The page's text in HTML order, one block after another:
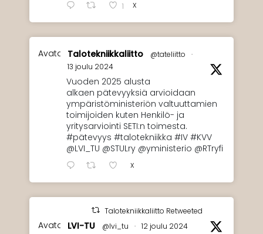
1 X
Avatar Talotekniikkaliitto @tateliitto
·
13 joulu 2024
Vuoden 2025 alusta
alkaen pätevyyksiä arvioidaan
ympäristöministeriön valtuuttamien
toimijoiden kuten Henkilö- ja
yritysarviointi SETI:n toimesta.
#pätevyys #talotekniikka #IV #KVV
@LVI_TU @STULry @yministerio @RTryfi
X
Talotekniikkaliitto Retweeted
Avatar LVI-TU @lvi_tu · 12 joulu 2024